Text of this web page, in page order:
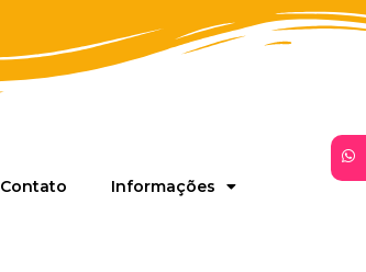
Contato Informações